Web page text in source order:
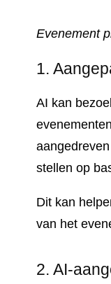
Evenement
1.
AI kan
stellen op
Dit kan
van het
2. AI-